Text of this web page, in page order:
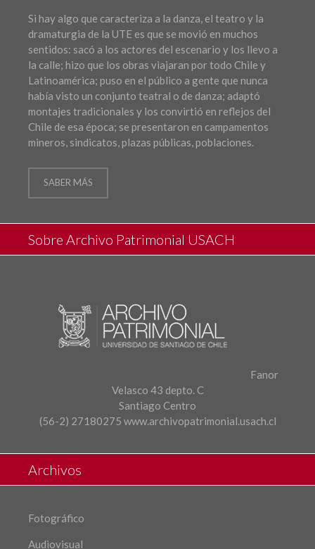
Si hay algo que caracteriza a la danza, el teatro y la
dramaturgia de la UTE es que se movió en muchos
sentidos: sacó a los actores del escenario y los llevo a
la calle; hizo que los obras viajaran por todo Chile y
Latinoamérica; puso en el público a gente que nunca
había visto un conjunto teatral o de danza; adaptó
montajes tradicionales y los convirtió en reflejos del
Chile de esa época; se presentaron en campamentos
mineros, sindicatos, plazas públicas, poblaciones.
SABER MÁS
Sobre Archivo Patrimonial USACH
Fanor
Velasco 43 depto. C
Santiago Centro
(56-2) 27180275 www.archivopatrimonial.usach.cl
Archivos
Fotográfico
Audiovisual